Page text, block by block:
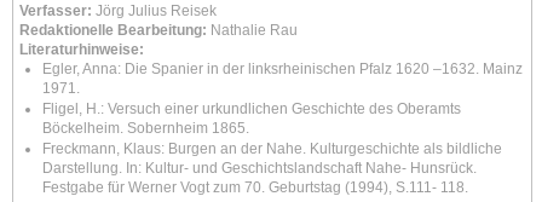
Verfasser: Jörg Julius Reisek
Redaktionelle Bearbeitung: Nathalie Rau
Literaturhinweise:
Egler, Anna: Die Spanier in der linksrheinischen Pfalz 1620 –1632. Mainz
1971.
Fligel, H.: Versuch einer urkundlichen Geschichte des Oberamts
Böckelheim. Sobernheim 1865.
Freckmann, Klaus: Burgen an der Nahe. Kulturgeschichte als bildliche
Darstellung. In: Kultur- und Geschichtslandschaft Nahe- Hunsrück.
Festgabe für Werner Vogt zum 70. Geburtstag (1994), S.111- 118.